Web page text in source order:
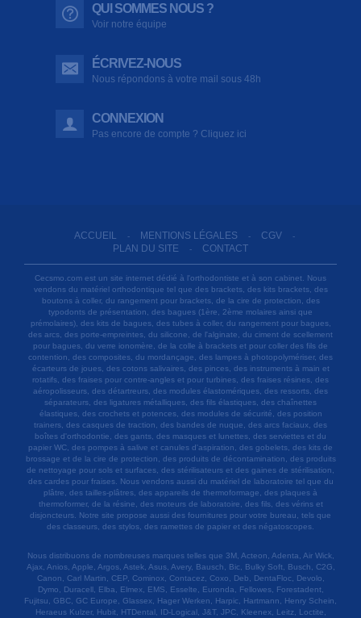
QUI SOMMES NOUS ?
Voir notre équipe
ÉCRIVEZ-NOUS
Nous répondons à votre mail sous 48h
CONNEXION
Pas encore de compte ? Cliquez ici
ACCUEIL - MENTIONS LÉGALES - CGV -
PLAN DU SITE - CONTACT
Cecsmo.com est un site internet dédié à l'orthodontiste et à son cabinet. Nous
vendons du matériel orthodontique tel que des brackets, des kits brackets, des
boutons à coller, du rangement pour brackets, de la cire de protection, des
typodonts de présentation, des bagues (1ère, 2ème molaires ainsi que
prémolaires), des kits de bagues, des tubes à coller, du rangement pour bagues,
des arcs, des porte-empreintes, du silicone, de l'alginate, du ciment de scellement
pour bagues, du verre ionomère, de la colle à brackets et pour coller des fils de
contention, des composites, du mordançage, des lampes à photopolymériser, des
écarteurs de joues, des cotons salivaires, des pinces, des instruments à main et
rotatifs, des fraises pour contre-angles et pour turbines, des fraises résines, des
aéropolisseurs, des détartreurs, des modules élastomériques, des ressorts, des
séparateurs, des ligatures métalliques, des fils élastiques, des chaînettes
élastiques, des crochets et potences, des modules de sécurité, des position
trainers, des casques de traction, des bandes de nuque, des arcs faciaux, des
boîtes d'orthodontie, des gants, des masques et lunettes, des serviettes et du
papier WC, des pompes à salive et canules d'aspiration, des gobelets, des kits de
brossage et de la cire de protection, des produits de décontamination, des produits
de nettoyage pour sols et surfaces, des stérilisateurs et des gaines de stérilisation,
des cardes pour fraises. Nous vendons aussi du matériel de laboratoire tel que du
plâtre, des tailles-plâtres, des appareils de thermoformage, des plaques à
thermoformer, de la résine, des moteurs de laboratoire, des fils, des vérins et
disjoncteurs. Notre site propose aussi des fournitures pour votre bureau, tels que
des classeurs, des stylos, des ramettes de papier et des négatoscopes.
Nous distribuons de nombreuses marques telles que 3M, Acteon, Adenta, Air Wick,
Ajax, Anios, Apple, Argos, Astek, Asus, Avery, Bausch, Bic, Bulky Soft, Busch, C2G,
Canon, Carl Martin, CEP, Cominox, Contacez, Coxo, Deb, DentaFloc, Devolo,
Dymo, Duracell, Elba, Elmex, EMS, Esselte, Euronda, Fellowes, Forestadent,
Fujitsu, GBC, GC Europe, Glassex, Hager Werken, Harpic, Hartmann, Henry Schein,
Heraeus Kulzer, Hubit, HTDental, ID-Logical, J&T, JPC, Kleenex, Leitz, Loctite,